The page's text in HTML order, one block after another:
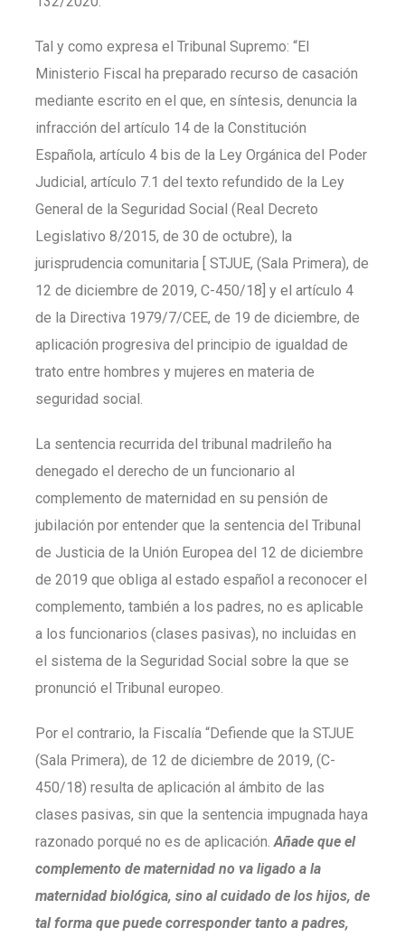
Tal y como expresa el Tribunal Supremo: “El
Ministerio Fiscal ha preparado recurso de casación
mediante escrito en el que, en síntesis, denuncia la
infracción del artículo 14 de la Constitución
Española, artículo 4 bis de la Ley Orgánica del Poder
Judicial, artículo 7.1 del texto refundido de la Ley
General de la Seguridad Social (Real Decreto
Legislativo 8/2015, de 30 de octubre), la
jurisprudencia comunitaria [ STJUE, (Sala Primera), de
12 de diciembre de 2019, C-450/18] y el artículo 4
de la Directiva 1979/7/CEE, de 19 de diciembre, de
aplicación progresiva del principio de igualdad de
trato entre hombres y mujeres en materia de
seguridad social.
La sentencia recurrida del tribunal madrileño ha
denegado el derecho de un funcionario al
complemento de maternidad en su pensión de
jubilación por entender que la sentencia del Tribunal
de Justicia de la Unión Europea del 12 de diciembre
de 2019 que obliga al estado español a reconocer el
complemento, también a los padres, no es aplicable
a los funcionarios (clases pasivas), no incluidas en
el sistema de la Seguridad Social sobre la que se
pronunció el Tribunal europeo.
Por el contrario, la Fiscalía “Defiende que la STJUE
(Sala Primera), de 12 de diciembre de 2019, (C-
450/18) resulta de aplicación al ámbito de las
clases pasivas, sin que la sentencia impugnada haya
razonado porqué no es de aplicación. Añade que el
complemento de maternidad no va ligado a la
maternidad biológica, sino al cuidado de los hijos, de
tal forma que puede corresponder tanto a padres,